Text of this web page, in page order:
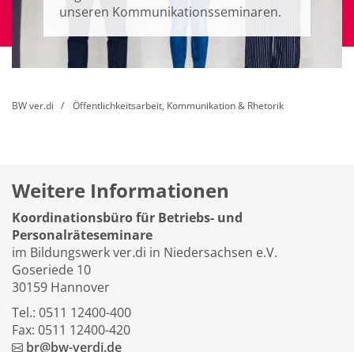
unseren Kommunikationsseminaren.
BW ver.di Öffentlichkeitsarbeit, Kommunikation & Rhetorik
Weitere Informationen
Koordinationsbüro für Betriebs- und
Personalräteseminare
im Bildungswerk ver.di in Niedersachsen e.V.
Goseriede 10
30159 Hannover
Tel.: 0511 12400-400
Fax: 0511 12400-420
br@bw-verdi.de